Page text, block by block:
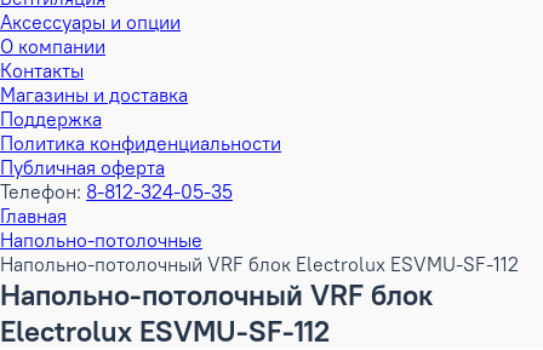
Аксессуары и опции
О компании
Контакты
Магазины и доставка
Поддержка
Политика конфиденциальности
Публичная оферта
Телефон: 8-812-324-05-35
Главная
Напольно-потолочные
Напольно-потолочный VRF блок Electrolux ESVMU-SF-112
Напольно-потолочный VRF блок
Electrolux ESVMU-SF-112